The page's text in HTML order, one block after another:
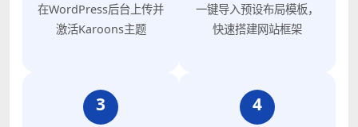
在WordPress后台上传并
激活Karoons主题
一键导入预设布局模板，
快速搭建网站框架
3 4